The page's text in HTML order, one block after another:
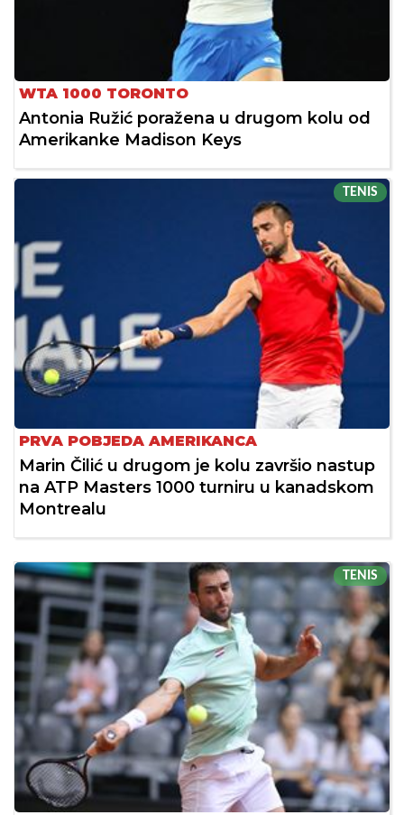
WTA 1000 TORONTO
Antonia Ružić poražena u drugom kolu od
Amerikanke Madison Keys
TENIS
PRVA POBJEDA AMERIKANCA
Marin Čilić u drugom je kolu završio nastup
na ATP Masters 1000 turniru u kanadskom
Montrealu
TENIS